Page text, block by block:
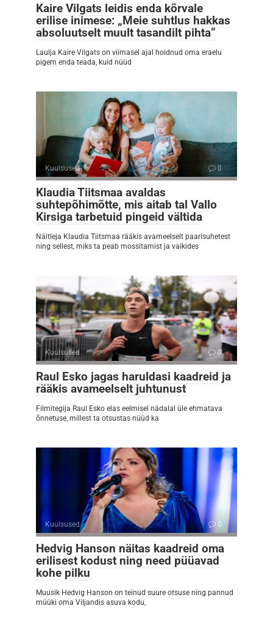
Kaire Vilgats leidis enda kõrvale
erilise inimese: „Meie suhtlus hakkas
absoluutselt muult tasandilt pihta“
Laulja Kaire Vilgats on viimasel ajal hoidnud oma eraelu
pigem enda teada, kuid nüüd
Kuulsused 0
Klaudia Tiitsmaa avaldas
suhtepõhimõtte, mis aitab tal Vallo
Kirsiga tarbetuid pingeid vältida
Näitleja Klaudia Tiitsmaa rääkis avameelselt paarisuhetest
ning sellest, miks ta peab mossitamist ja vaikides
Kuulsused 0
Raul Esko jagas haruldasi kaadreid ja
rääkis avameelselt juhtunust
Filmitegija Raul Esko elas eelmisel nädalal üle ehmatava
õnnetuse, millest ta otsustas nüüd ka
Kuulsused 0
Hedvig Hanson näitas kaadreid oma
erilisest kodust ning need püüavad
kohe pilku
Muusik Hedvig Hanson on teinud suure otsuse ning pannud
müüki oma Viljandis asuva kodu,